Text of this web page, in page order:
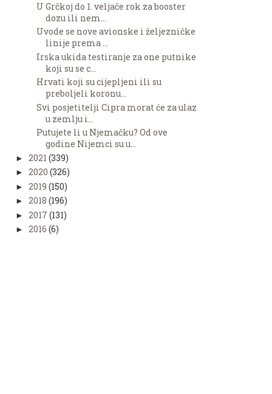
U Grčkoj do 1. veljače rok za booster
dozu ili nem...
Uvode se nove avionske i željezničke
linije prema ...
Irska ukida testiranje za one putnike
koji su se c...
Hrvati koji su cijepljeni ili su
preboljeli koronu...
Svi posjetitelji Cipra morat će za ulaz
u zemlju i...
Putujete li u Njemačku? Od ove
godine Nijemci su u...
► 2021 (339)
► 2020 (326)
► 2019 (150)
► 2018 (196)
► 2017 (131)
► 2016 (6)